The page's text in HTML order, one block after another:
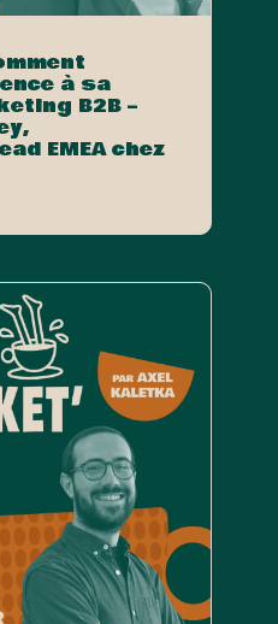
à sa
B2B –
EMEA chez